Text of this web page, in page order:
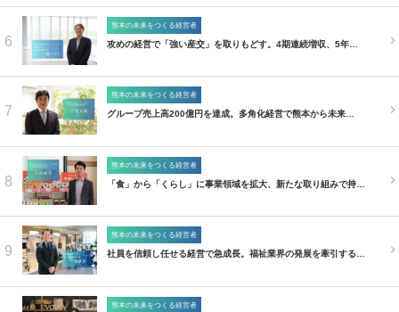
6
熊本の未来をつくる経営者
攻めの経営で「強い産交」を取りもどす。4期連続増収、5年…
7
熊本の未来をつくる経営者
グループ売上高200億円を達成。多角化経営で熊本から未来…
8
熊本の未来をつくる経営者
「食」から「くらし」に事業領域を拡大、新たな取り組みで持…
9
熊本の未来をつくる経営者
社員を信頼し任せる経営で急成長。福祉業界の発展を牽引する…
熊本の未来をつくる経営者